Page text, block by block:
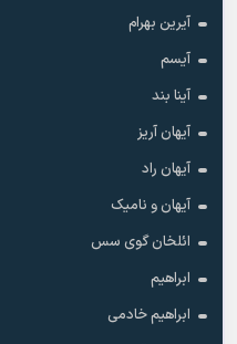
آیرین بهرام
آیسم
آینا بند
آیهان آریز
آیهان راد
آیهان و نامیک
ائلخان گوی سس
ابراهیم
ابراهیم خادمی